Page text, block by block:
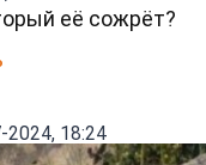
её сожрёт?
2024, 18:24